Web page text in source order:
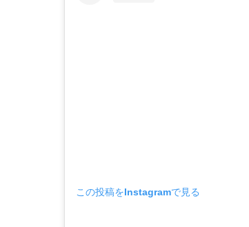
この投稿をInstagramで見る